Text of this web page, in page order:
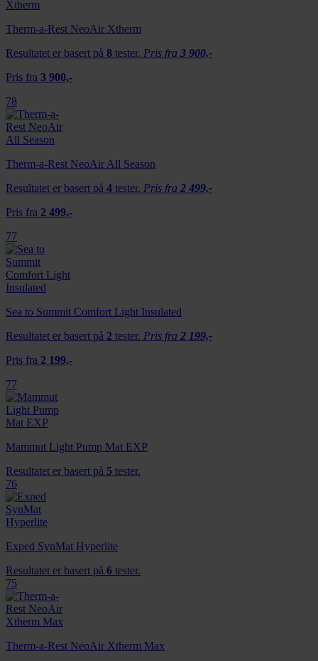
Therm-a-Rest NeoAir Xtherm
Resultatet er basert på 8 tester. Pris fra 3 900,-
Pris fra 3 900,-
78
Therm-a-Rest NeoAir All Season
Resultatet er basert på 4 tester. Pris fra 2 499,-
Pris fra 2 499,-
77
Sea to Summit Comfort Light Insulated
Resultatet er basert på 2 tester. Pris fra 2 199,-
Pris fra 2 199,-
77
Mammut Light Pump Mat EXP
Resultatet er basert på 5 tester.
76
Exped SynMat Hyperlite
Resultatet er basert på 6 tester.
75
Therm-a-Rest NeoAir Xtherm Max